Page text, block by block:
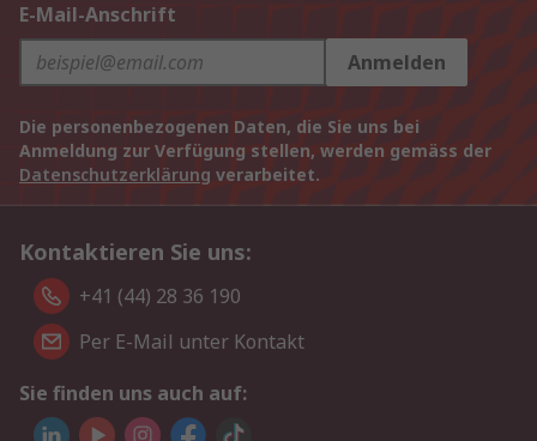
E-Mail-Anschrift
Anmelden
Die personenbezogenen Daten, die Sie uns bei
Anmeldung zur Verfügung stellen, werden gemäss der
Datenschutzerklärung verarbeitet.
Kontaktieren Sie uns:
+41 (44) 28 36 190
Per E-Mail unter Kontakt
Sie finden uns auch auf: